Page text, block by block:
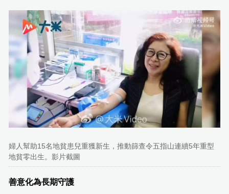
婦人幫助15名地貧患兒重獲新生，推動篩查令五指山連續5年重型
地貧零出生。影片截圖
善意化為長期守護